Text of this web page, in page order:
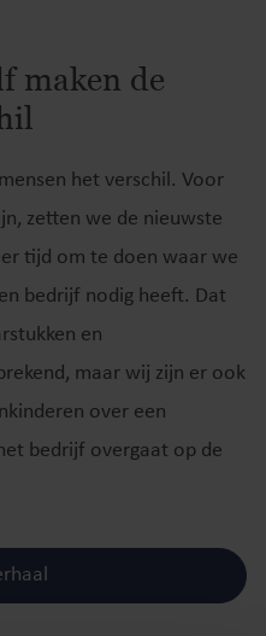
maken de
het verschil. Voor
zetten we de nieuwste
tijd om te doen waar we
bedrijf nodig heeft. Dat
en
maar wij zijn er ook
over een
bedrijf overgaat op de